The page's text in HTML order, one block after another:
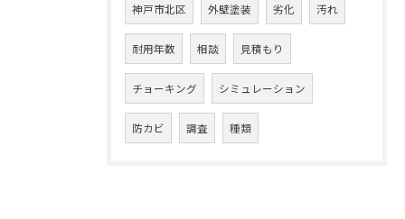
神戸市北区 外壁塗装 劣化 汚れ
耐用年数 相談 見積もり
チョーキング シミュレーション
防カビ 調査 種類